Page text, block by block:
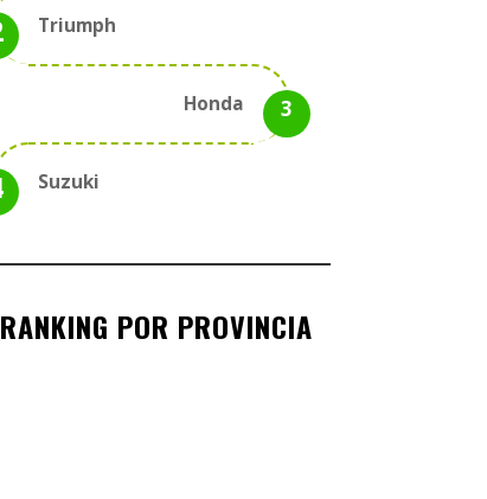
Triumph
Honda
Suzuki
RANKING POR PROVINCIA